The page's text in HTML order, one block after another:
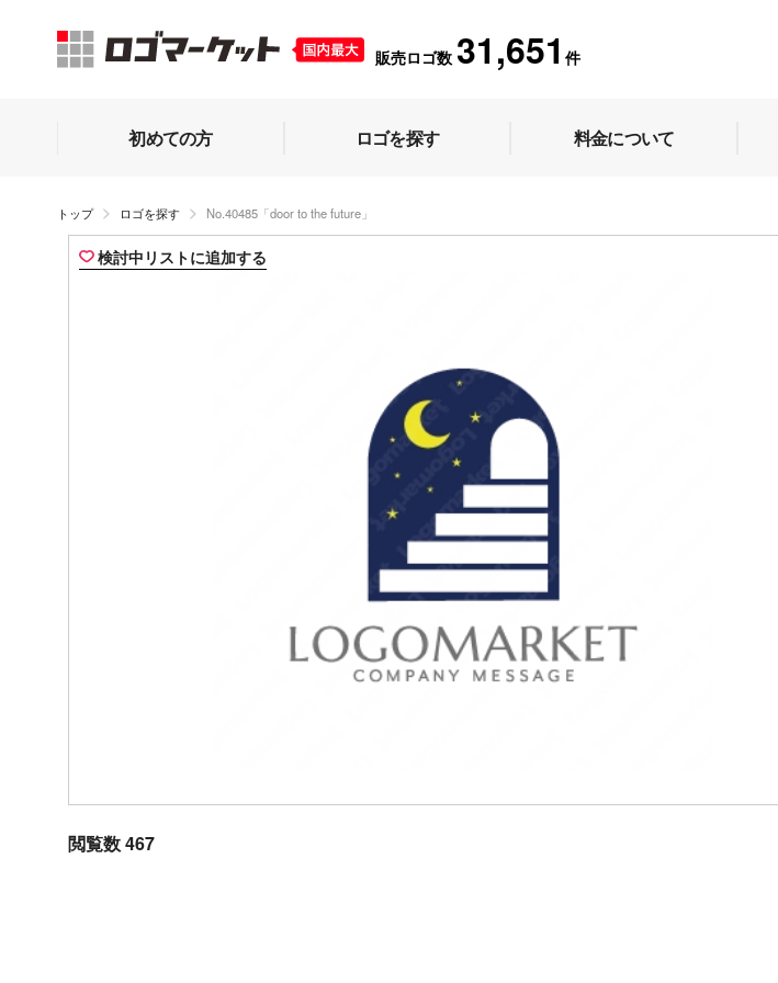
販売ロゴ数 31,651 件
初めての方 ロゴを探す 料金について
トップ ロゴを探す No.40485「door to the future」
検討中リストに追加する
閲覧数 467